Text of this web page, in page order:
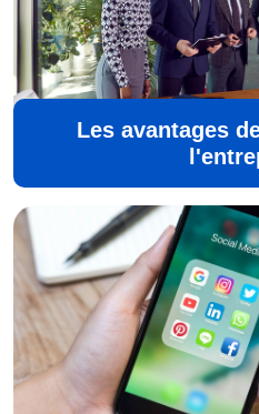
Les avantages